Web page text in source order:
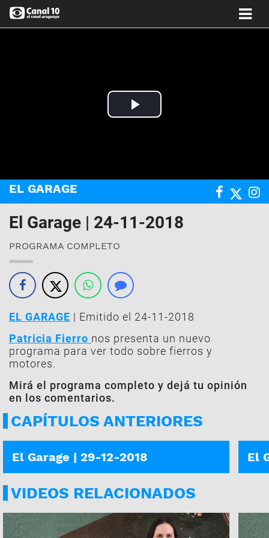
Play
EL GARAGE
El Garage | 24-11-2018
PROGRAMA COMPLETO
EL GARAGE | Emitido el 24-11-2018
Patricia Fierro nos presenta un nuevo
programa para ver todo sobre fierros y
motores.
Mirá el programa completo y dejá tu opinión
en los comentarios.
CAPÍTULOS ANTERIORES
PROGRAMA COMPLETO
El Garage | 29-12-2018 El
VIDEOS RELACIONADOS